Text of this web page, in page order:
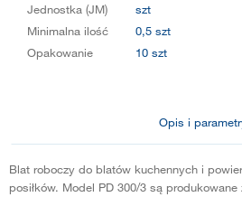
Jednostka (JM)
szt
Minimalna ilość
0,5 szt
Opakowanie
10 szt
Opis i
Blat roboczy do blatów kuchennych i
posiłków. Model PD 300/3 są